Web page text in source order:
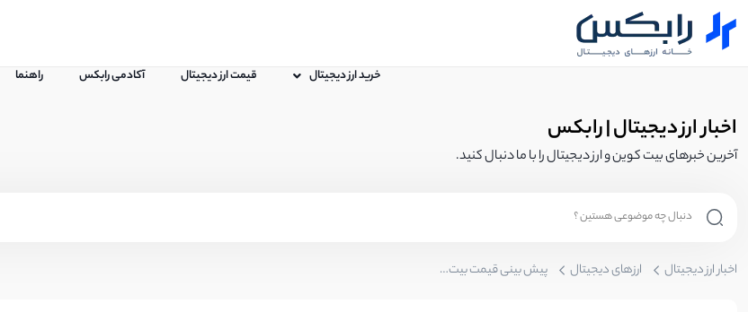
خرید ارز دیجیتال قیمت ارز دیجیتال آکادمی رابکس راهنما
اخبار ارز دیجیتال | رابکس
آخرین خبرهای بیت کوین و ارز دیجیتال را با ما دنبال کنید.
اخبار ارز دیجیتال ارزهای دیجیتال پیش بینی قیمت بیت کوین با هوش مصنوعی